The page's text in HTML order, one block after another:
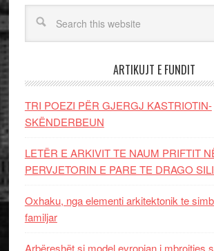
ARTIKUJT E FUNDIT
TRI POEZI PËR GJERGJ KASTRIOTIN-
SKËNDERBEUN
LETËR E ARKIVIT TE NAUM PRIFTIT
PERVJETORIN E PARE TE DRAGO
Oxhaku, nga elementi arkitektonik te
familjar
Arbëreshët si model evropian i mbrojtjes